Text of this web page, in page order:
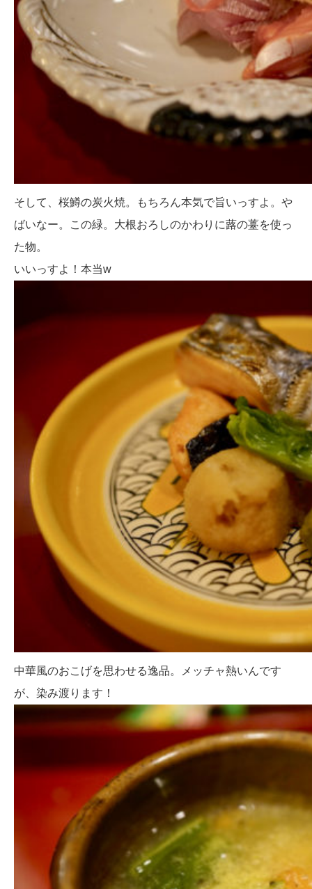
そして、桜鱒の炭火焼。もちろん本気で旨いっすよ。や
ばいなー。この緑。大根おろしのかわりに蕗の薹を使っ
た物。
いいっすよ！本当w
中華風のおこげを思わせる逸品。メッチャ熱いんです
が、染み渡ります！